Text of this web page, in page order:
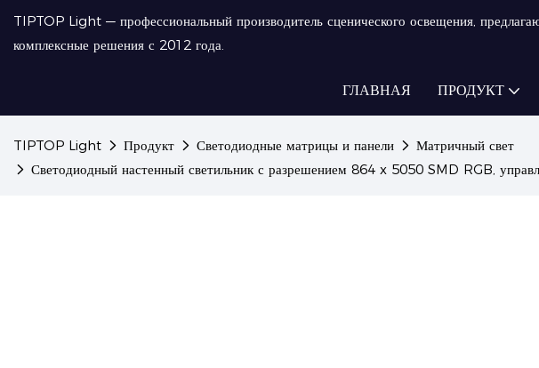
TIPTOP Light — профессиональный производитель сценического освещения,
комплексные решения с 2012 года.
ГЛАВНАЯ ПРОДУКТ
TIPTOP Light Продукт Светодиодные матрицы и панели
Матричный свет
Светодиодный настенный светильник с разрешением 864 x 5050 SMD RGB,